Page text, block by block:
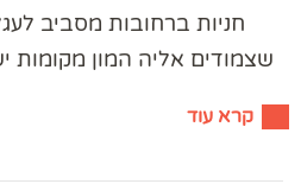
חניות ברחובות מסביב
שצמודים אליה המון מקומות
קרא עוד